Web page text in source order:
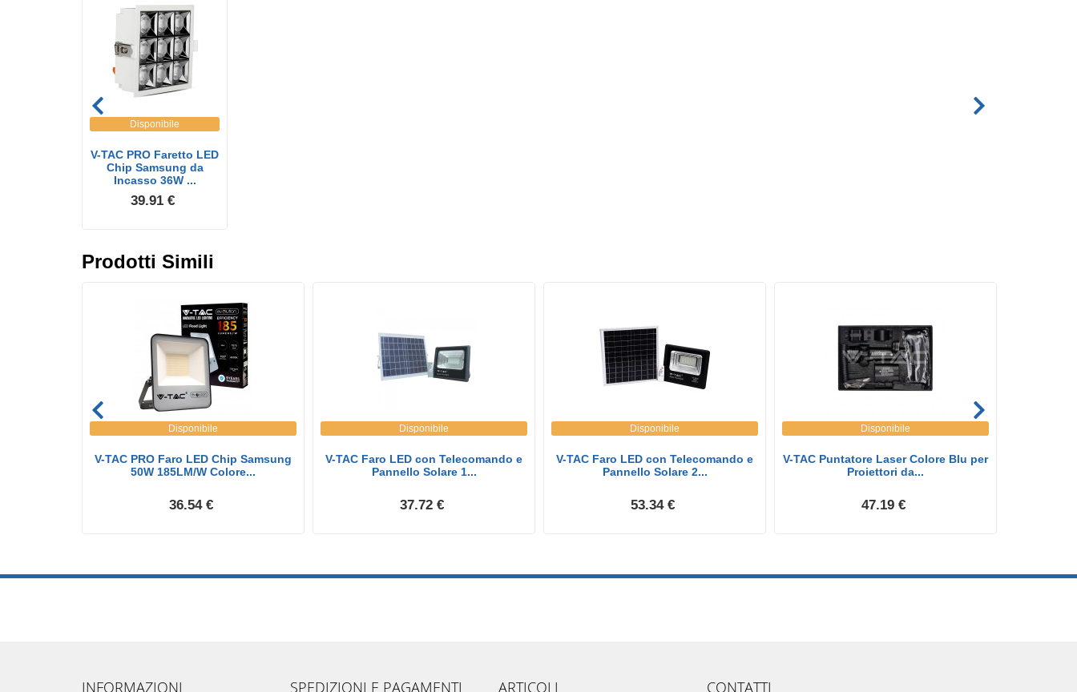
Disponibile
V-TAC PRO Faretto LED
Chip Samsung da
Incasso 36W ...
39.91 €
Prodotti Simili
Disponibile
V-TAC PRO Faro LED Chip Samsung
50W 185LM/W Colore...
36.54 €
Disponibile
V-TAC Faro LED con Telecomando e
Pannello Solare 1...
37.72 €
Disponibile
V-TAC Faro LED con Telecomando e
Pannello Solare 2...
53.34 €
Disponibile
V-TAC Puntatore Laser Colore Blu per
Proiettori da...
47.19 €
INFORMAZIONI SPEDIZIONI E PAGAMENTI ARTICOLI CONTATTI